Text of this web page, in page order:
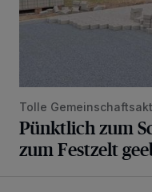
Tolle
Pünktlich zum
zum Festzelt